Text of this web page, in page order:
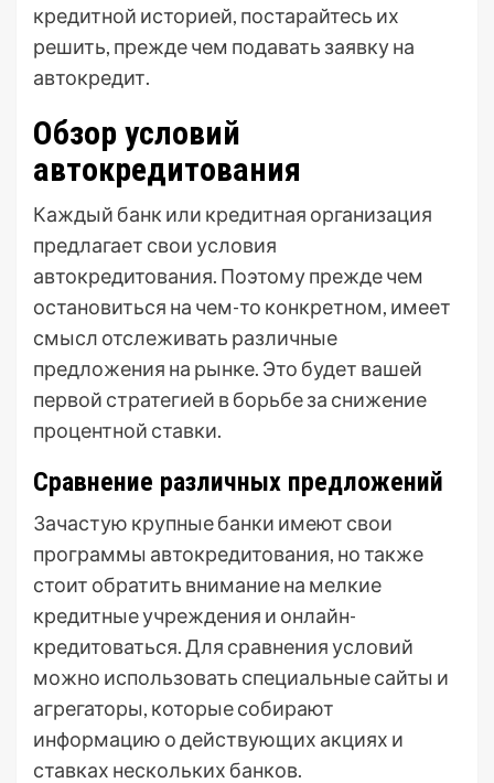
кредитной историей, постарайтесь их
решить, прежде чем подавать заявку на
автокредит.
Обзор условий
автокредитования
Каждый банк или кредитная организация
предлагает свои условия
автокредитования. Поэтому прежде чем
остановиться на чем-то конкретном, имеет
смысл отслеживать различные
предложения на рынке. Это будет вашей
первой стратегией в борьбе за снижение
процентной ставки.
Сравнение различных предложений
Зачастую крупные банки имеют свои
программы автокредитования, но также
стоит обратить внимание на мелкие
кредитные учреждения и онлайн-
кредитоваться. Для сравнения условий
можно использовать специальные сайты и
агрегаторы, которые собирают
информацию о действующих акциях и
ставках нескольких банков.